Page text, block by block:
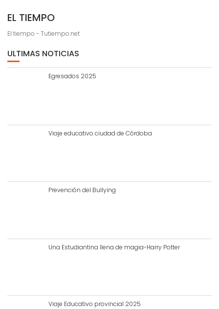
EL TIEMPO
El tiempo - Tutiempo.net
ULTIMAS NOTICIAS
Egresados 2025
Viaje educativo ciudad de Córdoba
Prevención del Bullying
Una Estudiantina llena de magia-Harry Potter
Viaje Educativo provincial 2025